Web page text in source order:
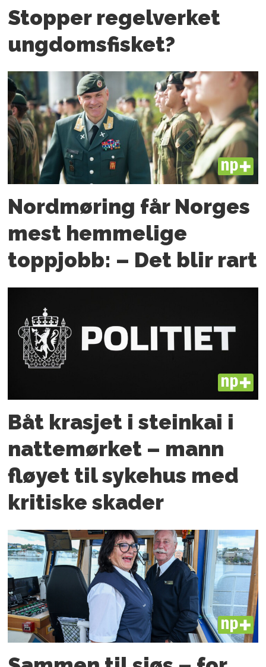
Stopper regelverket
ungdoms­fisket?
PLUS
Nordmøring får Norges
mest hemmelige
toppjobb: – Det blir rart
PLUS
Båt krasjet i steinkai i
nattemørket – mann
fløyet til sykehus med
kritiske skader
PLUS